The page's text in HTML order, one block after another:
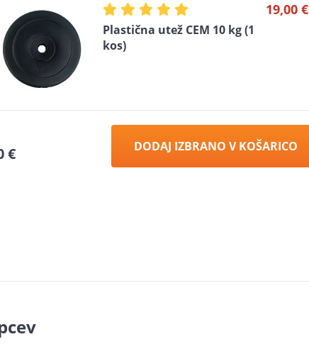
Plastična utež CEM 10 kg (1
kos)
19,00 €
€ DODAJ IZBRANO V KOŠARICO